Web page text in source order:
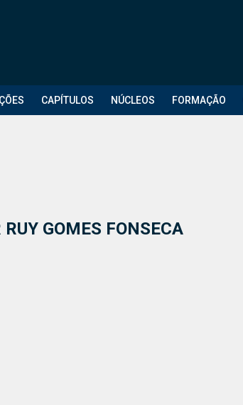
CAPÍTULOS NÚCLEOS FORMAÇÃO
GOMES FONSECA